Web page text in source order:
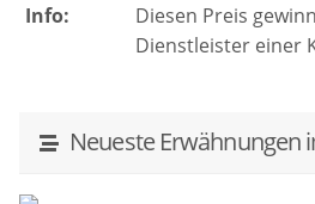
Info:
Diesen Preis
Dienstleister einer
Neueste Erwähnungen